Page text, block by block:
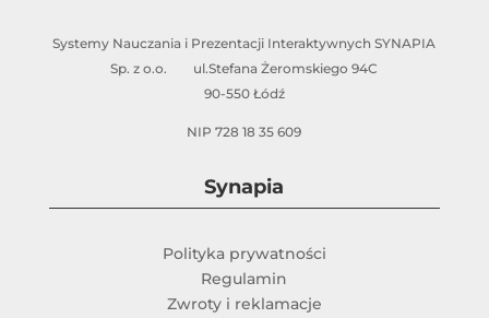
Systemy Nauczania i Prezentacji Interaktywnych SYNAPIA
Sp. z o.o. ul.Stefana Żeromskiego 94C
90-550 Łódź
NIP 728 18 35 609
Synapia
Polityka prywatności
Regulamin
Zwroty i reklamacje